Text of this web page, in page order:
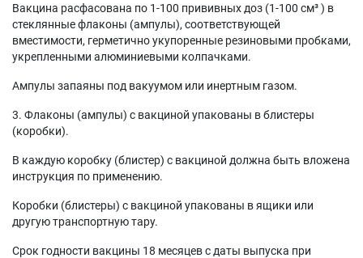
Вакцина расфасована по 1-100 прививных доз (1-100 см³ ) в
стеклянные флаконы (ампулы), соответствующей
вместимости, герметично укупоренные резиновыми пробками,
укрепленными алюминиевыми колпачками.
Ампулы запаяны под вакуумом или инертным газом.
3. Флаконы (ампулы) с вакциной упакованы в блистеры
(коробки).
В каждую коробку (блистер) с вакциной должна быть вложена
инструкция по применению.
Коробки (блистеры) с вакциной упакованы в ящики или
другую транспортную тару.
Срок годности вакцины 18 месяцев с даты выпуска при